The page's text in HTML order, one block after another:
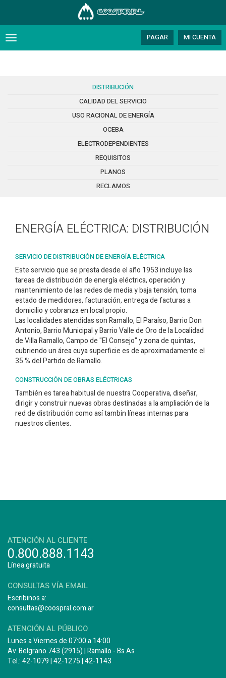
Toggle
navigation
MI CUENTA
PAGAR
DISTRIBUCIÓN
CALIDAD DEL SERVICIO
USO RACIONAL DE ENERGÍA
OCEBA
ELECTRODEPENDIENTES
REQUISITOS
PLANOS
RECLAMOS
ENERGÍA ELÉCTRICA: DISTRIBUCIÓN
SERVICIO DE DISTRIBUCIÓN DE ENERGÍA ELÉCTRICA
Este servicio que se presta desde el año 1953 incluye las
tareas de distribución de energía eléctrica, operación y
mantenimiento de las redes de media y baja tensión, toma
estado de medidores, facturación, entrega de facturas a
domicilio y cobranza en local propio.
Las localidades atendidas son Ramallo, El Paraíso, Barrio Don
Antonio, Barrio Municipal y Barrio Valle de Oro de la Localidad
de Villa Ramallo, Campo de "El Consejo" y zona de quintas,
cubriendo un área cuya superficie es de aproximadamente el
35 % del Partido de Ramallo.
CONSTRUCCIÓN DE OBRAS ELÉCTRICAS
También es tarea habitual de nuestra Cooperativa, diseñar,
dirigir y construir nuevas obras destinadas a la ampliación de la
red de distribución como así tambin líneas internas para
nuestros clientes.
ATENCIÓN AL CLIENTE
0.800.888.1143
Línea gratuita
CONSULTAS VÍA EMAIL
Escribinos a:
consultas@coospral.com.ar
ATENCIÓN AL PÚBLICO
Lunes a Viernes de 07:00 a 14:00
Av. Belgrano 743 (2915) | Ramallo - Bs.As
Tel.: 42-1079 | 42-1275 | 42-1143